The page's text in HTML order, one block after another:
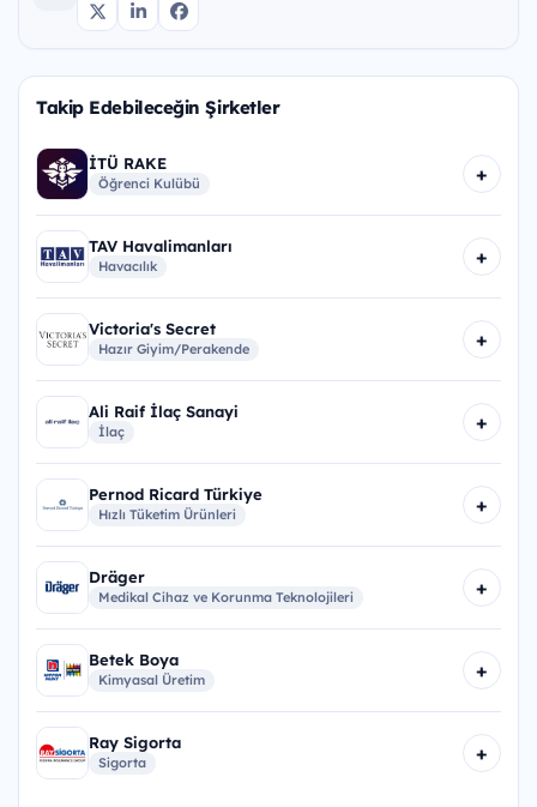
Takip Edebileceğin Şirketler
İTÜ RAKE
Öğrenci Kulübü +
TAV Havalimanları
Havacılık +
Victoria's Secret
Hazır Giyim/Perakende +
Ali Raif İlaç Sanayi
İlaç +
Pernod Ricard Türkiye
Hızlı Tüketim Ürünleri +
Dräger
Medikal Cihaz ve Korunma Teknolojileri +
Betek Boya
Kimyasal Üretim +
Ray Sigorta
Sigorta +